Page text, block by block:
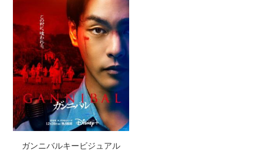
ガンニバルキービジュアル